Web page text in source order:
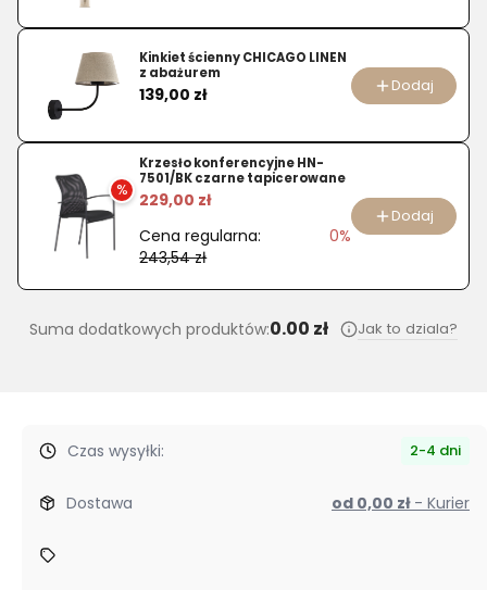
blatem
Kinkiet ścienny CHICAGO LINEN
z abażurem
Cena
139,00 zł Dodaj
%
Krzesło konferencyjne HN-
7501/BK czarne tapicerowane
229,00 zł
Cena regularna:
243,54 zł
0%
Dodaj
Suma dodatkowych produktów:0.00 zł Jak to dziala?
Czas wysyłki: 2-4 dni
Dostawa od 0,00 zł - Kurier